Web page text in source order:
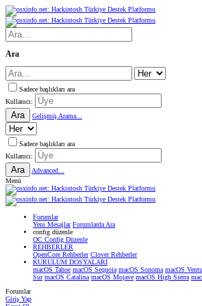
Ara
Sadece başlıkları ara
Kullanıcı:
Ara Gelişmiş Arama...
Sadece başlıkları ara
Kullanıcı:
Ara
Advanced...
Menü
Forumlar
Yeni Mesajlar Forumlarda Ara
confıg düzenle
OC Config Düzenle
REHBERLER
OpenCore Rehberler Clover Rehberler
KURULUM DOSYALARI
macOS Tahoe macOS Sequoia macOS Sonoma macOS
Sur macOS Catalina macOS Mojave macOS High Sierra
Forumlar
Giriş Yap